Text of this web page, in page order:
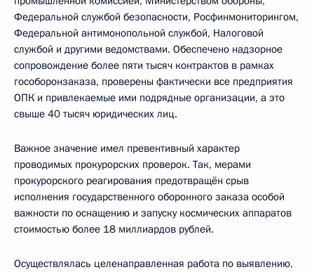
Федеральной службой безопасности, Росфинмониторингом,
Федеральной антимонопольной службой, Налоговой
службой и другими ведомствами. Обеспечено надзорное
сопровождение более пяти тысяч контрактов в рамках
гособоронзаказа, проверены фактически все предприятия
ОПК и привлекаемые ими подрядные организации, а это
свыше 40 тысяч юридических лиц.
Важное значение имел превентивный характер
проводимых прокурорских проверок. Так, мерами
прокурорского реагирования предотвращён срыв
исполнения государственного оборонного заказа особой
важности по оснащению и запуску космических аппаратов
стоимостью более 18 миллиардов рублей.
Осуществлялась целенаправленная работа по выявлению,